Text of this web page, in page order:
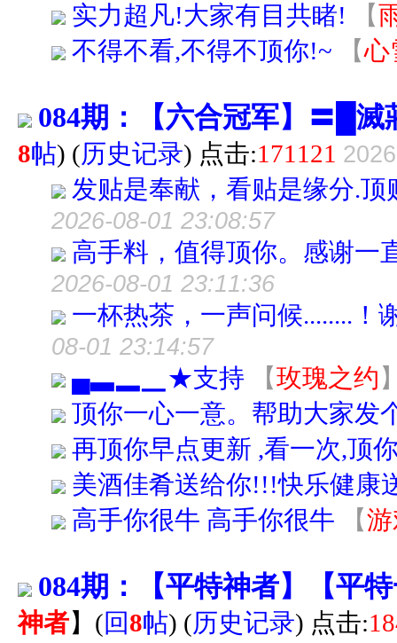
实力超凡!大家有目共睹! 【
不得不看,不得不顶你!~
【心
084期：【六合冠军】〓█
8帖) (历史记录) 点击:171121
发贴是奉献，看贴是缘分.
2026-08-01 23:08:57
高手料，值得顶你。感谢一
2026-08-01 23:11:36
一杯热茶，一声问候........！
08-01 23:14:57
▄▃▂▁★支持 【玫瑰之约
顶你一心一意。帮助大家发
再顶你早点更新 ,看一次,顶
美酒佳肴送给你!!!快乐健康
高手你很牛 高手你很牛
【
084期：【平特神者】【平
神者】 (回8帖) (历史记录) 点击: